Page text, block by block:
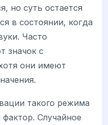
но суть остается
в состоянии, когда
Часто
значок с
они имеют
такого режима
фактор. Случайное